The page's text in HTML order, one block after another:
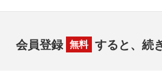
会員登録 無料 すると、続